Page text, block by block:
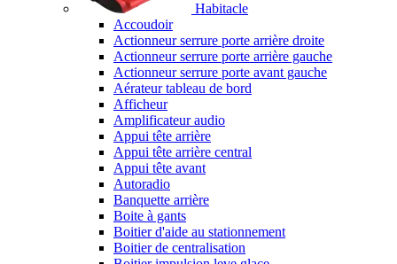
Habitacle
Accoudoir
Actionneur serrure porte arrière droite
Actionneur serrure porte arrière gauche
Actionneur serrure porte avant gauche
Aérateur tableau de bord
Afficheur
Amplificateur audio
Appui tête arrière
Appui tête arrière central
Appui tête avant
Autoradio
Banquette arrière
Boite à gants
Boitier d'aide au stationnement
Boitier de centralisation